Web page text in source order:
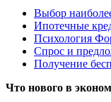
Выбор
Ипотечные
Психология
Спрос и
Получение
Что нового в